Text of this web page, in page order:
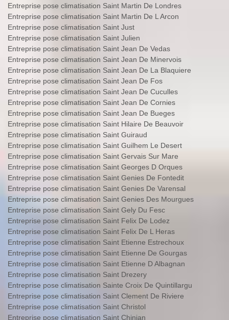
Entreprise pose climatisation Saint Martin De Londres
Entreprise pose climatisation Saint Martin De L Arcon
Entreprise pose climatisation Saint Just
Entreprise pose climatisation Saint Julien
Entreprise pose climatisation Saint Jean De Vedas
Entreprise pose climatisation Saint Jean De Minervois
Entreprise pose climatisation Saint Jean De La Blaquiere
Entreprise pose climatisation Saint Jean De Fos
Entreprise pose climatisation Saint Jean De Cuculles
Entreprise pose climatisation Saint Jean De Cornies
Entreprise pose climatisation Saint Jean De Bueges
Entreprise pose climatisation Saint Hilaire De Beauvoir
Entreprise pose climatisation Saint Guiraud
Entreprise pose climatisation Saint Guilhem Le Desert
Entreprise pose climatisation Saint Gervais Sur Mare
Entreprise pose climatisation Saint Georges D Orques
Entreprise pose climatisation Saint Genies De Fontedit
Entreprise pose climatisation Saint Genies De Varensal
Entreprise pose climatisation Saint Genies Des Mourgues
Entreprise pose climatisation Saint Gely Du Fesc
Entreprise pose climatisation Saint Felix De Lodez
Entreprise pose climatisation Saint Felix De L Heras
Entreprise pose climatisation Saint Etienne Estrechoux
Entreprise pose climatisation Saint Etienne De Gourgas
Entreprise pose climatisation Saint Etienne D Albagnan
Entreprise pose climatisation Saint Drezery
Entreprise pose climatisation Sainte Croix De Quintillargu
Entreprise pose climatisation Saint Clement De Riviere
Entreprise pose climatisation Saint Christol
Entreprise pose climatisation Saint Chinian